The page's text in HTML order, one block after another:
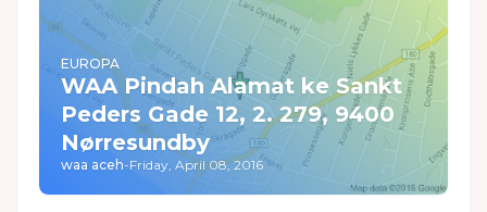
EUROPA
WAA Pindah Alamat ke Sankt
Peders Gade 12, 2. 279, 9400
Nørresundby
waa aceh-Friday, April 08, 2016